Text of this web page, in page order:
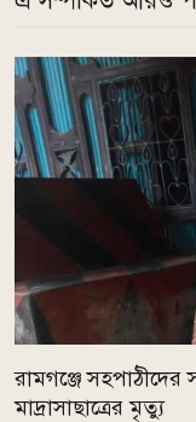
রামগঞ্জে সহপাঠীদের
মাদ্রাসাছাত্রের মৃত্যু